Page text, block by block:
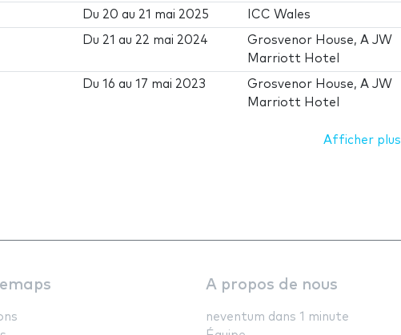
Du 20 au 21 mai 2025 ICC Wales
Du 21 au 22 mai 2024
Grosvenor House, A JW
Marriott Hotel
Du16 au17 mai 2023
Grosvenor House, A JW
Marriott Hotel
Afficher plus
A propos de nous
neventum dans 1 minute